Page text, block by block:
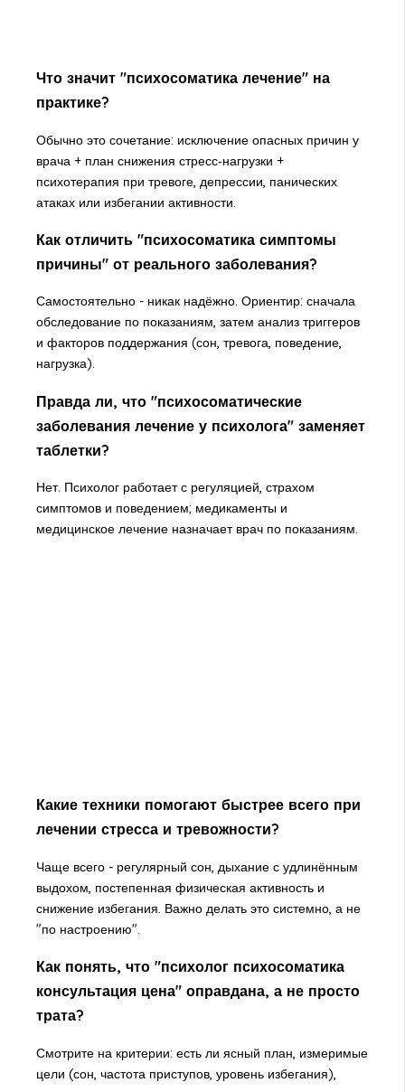
Что значит "психосоматика лечение" на
практике?
Обычно это сочетание: исключение опасных причин у
врача + план снижения стресс‑нагрузки +
психотерапия при тревоге, депрессии, панических
атаках или избегании активности.
Как отличить "психосоматика симптомы
причины" от реального заболевания?
Самостоятельно - никак надёжно. Ориентир: сначала
обследование по показаниям, затем анализ триггеров
и факторов поддержания (сон, тревога, поведение,
нагрузка).
Правда ли, что "психосоматические
заболевания лечение у психолога" заменяет
таблетки?
Нет. Психолог работает с регуляцией, страхом
симптомов и поведением; медикаменты и
медицинское лечение назначает врач по показаниям.
Какие техники помогают быстрее всего при
лечении стресса и тревожности?
Чаще всего - регулярный сон, дыхание с удлинённым
выдохом, постепенная физическая активность и
снижение избегания. Важно делать это системно, а не
"по настроению".
Как понять, что "психолог психосоматика
консультация цена" оправдана, а не просто
трата?
Смотрите на критерии: есть ли ясный план, измеримые
цели (сон, частота приступов, уровень избегания),